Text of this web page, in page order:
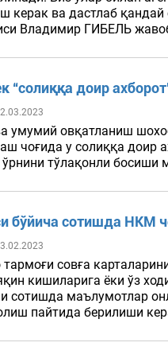
керак ва дастлаб
Владимир ГИБЕЛЬ
“солиққа доир
умумий овқатланиш
чоғида у солиққа доир
ўрнини тўлақонли
бўйича сотишда НКМ
тармоғи совға
кишиларига ёки ўз
сотишда маълумотлар
пайтида берилиши